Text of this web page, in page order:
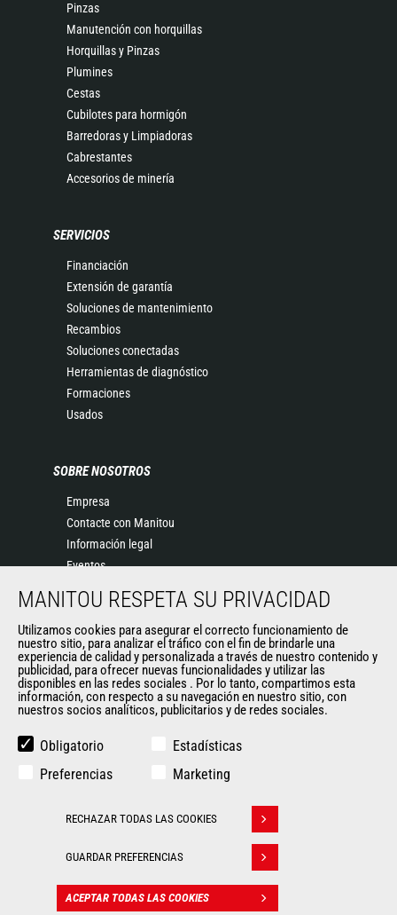
Pinzas
Manutención con horquillas
Horquillas y Pinzas
Plumines
Cestas
Cubilotes para hormigón
Barredoras y Limpiadoras
Cabrestantes
Accesorios de minería
SERVICIOS
Financiación
Extensión de garantía
Soluciones de mantenimiento
Recambios
Soluciones conectadas
Herramientas de diagnóstico
Formaciones
Usados
SOBRE NOSOTROS
Empresa
Contacte con Manitou
Información legal
Eventos
Historia
General Terms and Conditions of Sale
OTROS SITIOS DEL GRUPO
Manitou Group
Empleo
RMI Manitou
Edge Attachments
Manitou.com
Información
Politique de protection
des données
CONTACTO
MANITOU RESPETA SU PRIVACIDAD
Utilizamos cookies para asegurar el correcto funcionamiento de
nuestro sitio, para analizar el tráfico con el fin de brindarle una
experiencia de calidad y personalizada a través de nuestro contenido y
publicidad, para ofrecer nuevas funcionalidades y utilizar las
disponibles en las redes sociales . Por lo tanto, compartimos esta
información, con respecto a su navegación en nuestro sitio, con
nuestros socios analíticos, publicitarios y de redes sociales.
Obligatorio
Estadísticas
Preferencias
Marketing
RECHAZAR TODAS LAS COOKIES
GUARDAR PREFERENCIAS
ACEPTAR TODAS LAS COOKIES